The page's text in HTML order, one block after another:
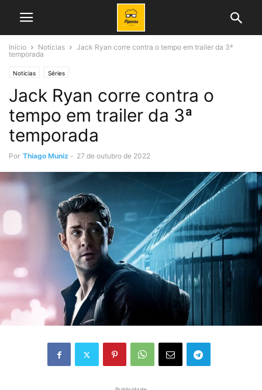
Início Noticias
Jack Ryan corre contra o tempo em trailer da 3ª
temporada
Noticias Séries
Jack Ryan corre contra o
tempo em trailer da 3ª
temporada
Por Thiago Muniz - 27 de outubro de 2022